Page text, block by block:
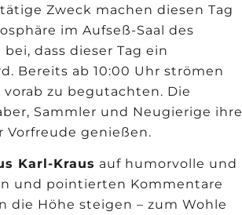
Zweck machen diesen Tag
im Aufseß-Saal des
dass dieser Tag ein
Bereits ab 10:00 Uhr strömen
zu begutachten. Die
Sammler und Neugierige ihre
Vorfreude genießen.
Karl-Kraus auf humorvolle und
und pointierten Kommentare
die Höhe steigen – zum Wohle